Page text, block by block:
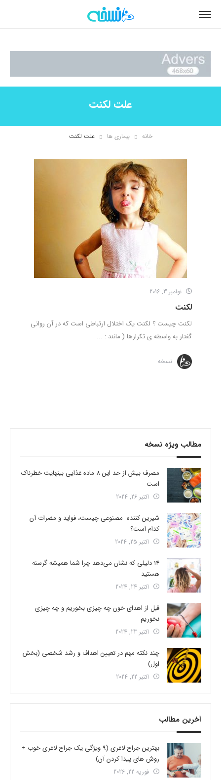
علت لکنت
خانه بیماری ها علت لکنت
نوامبر 3, 2016
لکنت
لکنت چیست ؟ لکنت یک اختلال ارتباطی است که در آن روانی
گفتار به واسطه ی تکرارها ( مانند : ...
نسخه
مطالب ویژه نسخه
مصرف بیش از حد این 8 ماده غذایی بینهایت خطرناک
است
اکتبر 26, 2024
شیرین کننده مصنوعی چیست، فواید و مضرات آن
کدام است؟
اکتبر 25, 2024
14 دلیلی که نشان می‌دهد چرا شما همیشه گرسنه
هستید
اکتبر 24, 2024
قبل از اهدای خون چه چیزی بخوریم و چه چیزی
نخوریم
اکتبر 23, 2024
چند نکته مهم در تعیین اهداف و رشد شخصی (بخش
اول)
اکتبر 22, 2024
آخرین مطالب
بهترین جراح لاغری (9 ویژگی یک جراح لاغری خوب +
روش های پیدا کردن آن)
فوریه 22, 2026